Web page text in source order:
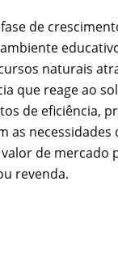
de
naturais
que reage ao
de eficiência,
as necessidades
de mercado
revenda.